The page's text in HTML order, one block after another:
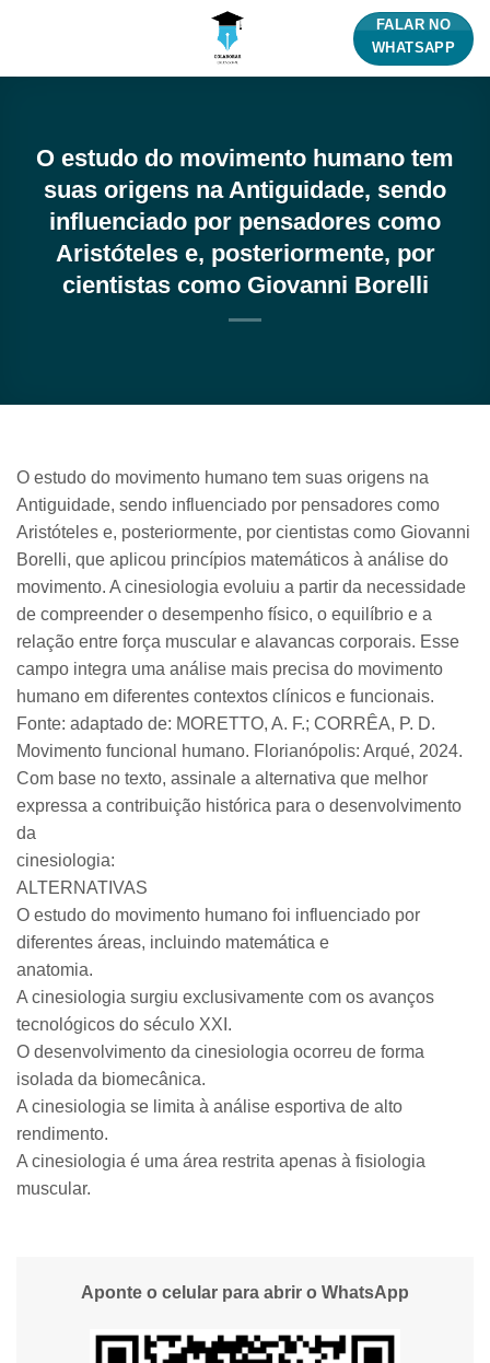
FALAR NO
WHATSAPP
O estudo do movimento humano tem
suas origens na Antiguidade, sendo
influenciado por pensadores como
Aristóteles e, posteriormente, por
cientistas como Giovanni Borelli
O estudo do movimento humano tem suas origens na
Antiguidade, sendo influenciado por pensadores como
Aristóteles e, posteriormente, por cientistas como Giovanni
Borelli, que aplicou princípios matemáticos à análise do
movimento. A cinesiologia evoluiu a partir da necessidade
de compreender o desempenho físico, o equilíbrio e a
relação entre força muscular e alavancas corporais. Esse
campo integra uma análise mais precisa do movimento
humano em diferentes contextos clínicos e funcionais.
Fonte: adaptado de: MORETTO, A. F.; CORRÊA, P. D.
Movimento funcional humano. Florianópolis: Arqué, 2024.
Com base no texto, assinale a alternativa que melhor
expressa a contribuição histórica para o desenvolvimento
da
cinesiologia:
ALTERNATIVAS
O estudo do movimento humano foi influenciado por
diferentes áreas, incluindo matemática e
anatomia.
A cinesiologia surgiu exclusivamente com os avanços
tecnológicos do século XXI.
O desenvolvimento da cinesiologia ocorreu de forma
isolada da biomecânica.
A cinesiologia se limita à análise esportiva de alto
rendimento.
A cinesiologia é uma área restrita apenas à fisiologia
muscular.
Aponte o celular para abrir o WhatsApp